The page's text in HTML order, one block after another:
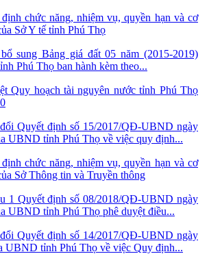
chức năng, nhiệm vụ, quyền hạn và cơ
Sở Y tế tỉnh Phú Thọ
sung Bảng giá đất 05 năm (2015-2019)
Phú Thọ ban hành kèm theo...
Quy hoạch tài nguyên nước tỉnh Phú Thọ
Quyết định số 15/2017/QĐ-UBND ngày
UBND tỉnh Phú Thọ về việc quy định...
chức năng, nhiệm vụ, quyền hạn và cơ
Sở Thông tin và Truyền thông
1 Quyết định số 08/2018/QĐ-UBND ngày
UBND tỉnh Phú Thọ phê duyệt điều...
Quyết định số 14/2017/QĐ-UBND ngày
UBND tỉnh Phú Thọ về việc Quy định...